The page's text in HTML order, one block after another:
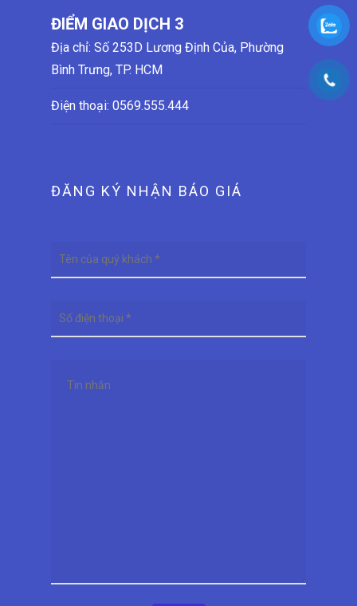
ĐIỂM GIAO DỊCH 3
Địa chỉ: Số 253D Lương Định Của, Phường
Bình Trưng, TP. HCM
Điện thoại: 0569.555.444
ĐĂNG KÝ NHẬN BÁO GIÁ